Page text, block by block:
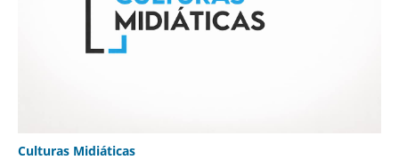
Culturas Midiáticas